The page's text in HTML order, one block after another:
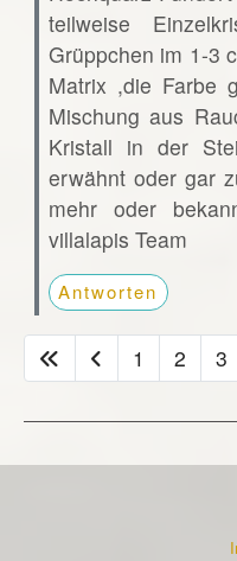
teilweise
Grüppchen im 1-3
Matrix ,die Farbe
Mischung aus
Kristall in der
erwähnt oder gar
mehr oder
villalapis Team
Antworten
1 2 3